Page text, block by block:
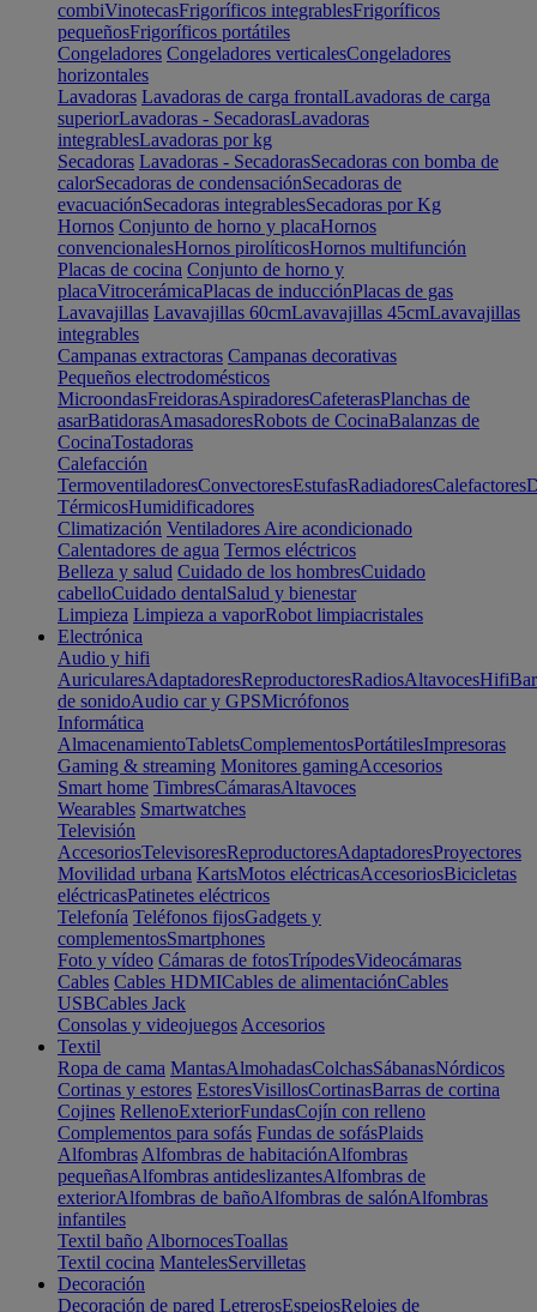
combiVinotecasFrigoríficos integrablesFrigoríficos
pequeñosFrigoríficos portátiles
Congeladores Congeladores verticalesCongeladores
horizontales
Lavadoras Lavadoras de carga frontalLavadoras de carga
superiorLavadoras - SecadorasLavadoras
integrablesLavadoras por kg
Secadoras Lavadoras - SecadorasSecadoras con bomba de
calorSecadoras de condensaciónSecadoras de
evacuaciónSecadoras integrablesSecadoras por Kg
Hornos Conjunto de horno y placaHornos
convencionalesHornos pirolíticosHornos multifunción
Placas de cocina Conjunto de horno y
placaVitrocerámicaPlacas de inducciónPlacas de gas
Lavavajillas Lavavajillas 60cmLavavajillas 45cmLavavajillas
integrables
Campanas extractoras Campanas decorativas
Pequeños electrodomésticos
MicroondasFreidorasAspiradoresCafeterasPlanchas de
asarBatidorasAmasadoresRobots de CocinaBalanzas de
CocinaTostadoras
Calefacción
TermoventiladoresConvectoresEstufasRadiadoresCalefactores
TérmicosHumidificadores
Climatización Ventiladores Aire acondicionado
Calentadores de agua Termos eléctricos
Belleza y salud Cuidado de los hombresCuidado
cabelloCuidado dentalSalud y bienestar
Limpieza Limpieza a vaporRobot limpiacristales
Electrónica
Audio y hifi
AuricularesAdaptadoresReproductoresRadiosAltavocesHifi
de sonidoAudio car y GPSMicrófonos
Informática
AlmacenamientoTabletsComplementosPortátilesImpresoras
Gaming & streaming Monitores gamingAccesorios
Smart home TimbresCámarasAltavoces
Wearables Smartwatches
Televisión
AccesoriosTelevisoresReproductoresAdaptadoresProyectores
Movilidad urbana KartsMotos eléctricasAccesoriosBicicletas
eléctricasPatinetes eléctricos
Telefonía Teléfonos fijosGadgets y
complementosSmartphones
Foto y vídeo Cámaras de fotosTrípodesVideocámaras
Cables Cables HDMICables de alimentaciónCables
USBCables Jack
Consolas y videojuegos Accesorios
Textil
Ropa de cama MantasAlmohadasColchasSábanasNórdicos
Cortinas y estores EstoresVisillosCortinasBarras de cortina
Cojines RellenoExteriorFundasCojín con relleno
Complementos para sofás Fundas de sofásPlaids
Alfombras Alfombras de habitaciónAlfombras
pequeñasAlfombras antideslizantesAlfombras de
exteriorAlfombras de bañoAlfombras de salónAlfombras
infantiles
Textil baño AlbornocesToallas
Textil cocina MantelesServilletas
Decoración
Decoración de pared LetrerosEspejosRelojes de